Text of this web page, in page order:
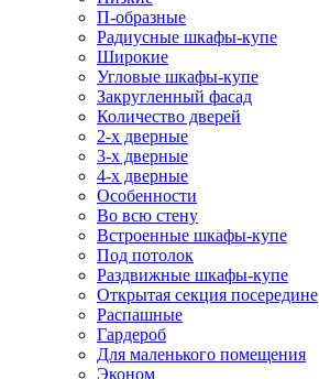
П-образные
Радиусные шкафы-купе
Широкие
Угловые шкафы-купе
Закругленный фасад
Количество дверей
2-х дверные
3-х дверные
4-х дверные
Особенности
Во всю стену
Встроенные шкафы-купе
Под потолок
Раздвижные шкафы-купе
Открытая секция посередине
Распашные
Гардероб
Для маленького помещения
Эконом